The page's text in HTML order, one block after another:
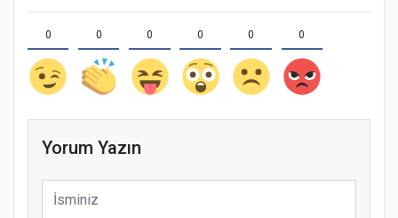
0 0 0 0 0 0
Yorum Yazın